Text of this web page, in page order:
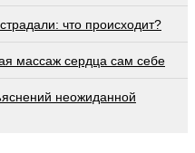
что происходит?
массаж сердца сам себе
неожиданной